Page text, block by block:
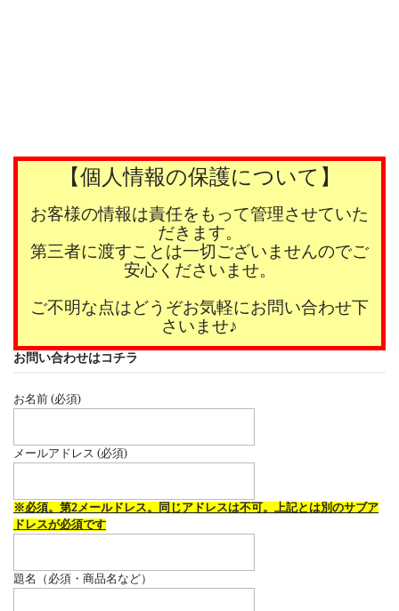
【個人情報の保護について】
お客様の情報は責任をもって管理させていた
だきます。
第三者に渡すことは一切ございませんのでご
安心くださいませ。
ご不明な点はどうぞお気軽にお問い合わせ下
さいませ♪
お問い合わせはコチラ
お名前 (必須)
メールアドレス (必須)
※必須。第2メールドレス。同じアドレスは不可。上記とは別のサブア
ドレスが必須です
題名（必須・商品名など）